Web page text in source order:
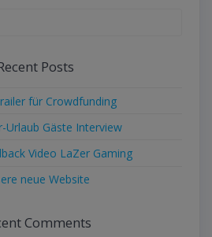
Posts
für Crowdfunding
Urlaub Gäste Interview
Video LaZer Gaming
neue Website
Comments